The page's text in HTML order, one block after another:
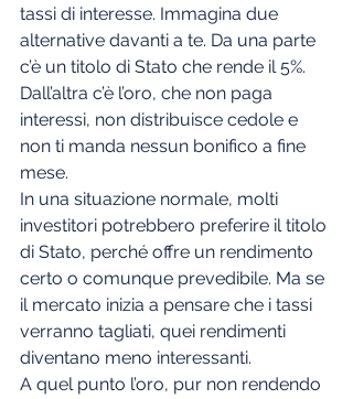
tassi di interesse. Immagina due
alternative davanti a te. Da una parte
c’è un titolo di Stato che rende il 5%.
Dall’altra c’è l’oro, che non paga
interessi, non distribuisce cedole e
non ti manda nessun bonifico a fine
mese.
In una situazione normale, molti
investitori potrebbero preferire il titolo
di Stato, perché offre un rendimento
certo o comunque prevedibile. Ma se
il mercato inizia a pensare che i tassi
verranno tagliati, quei rendimenti
diventano meno interessanti.
A quel punto l’oro, pur non rendendo